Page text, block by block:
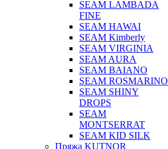
SEAM LAMBADA
FINE
SEAM HAWAI
SEAM Kimberly
SEAM VIRGINIA
SEAM AURA
SEAM BAIANO
SEAM ROSMARINO
SEAM SHINY
DROPS
SEAM
MONTSERRAT
SEAM KID SILK
Пряжа KUTNOR